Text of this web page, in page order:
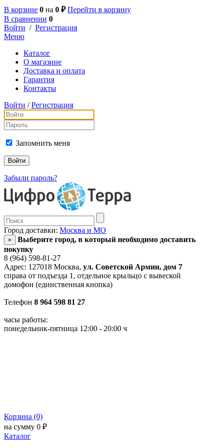
В корзине 0 на 0 ₽ Перейти в корзину
В сравнении 0
Войти / Регистрация
Меню
Каталог
О магазине
Доставка и оплата
Гарантия
Контакты
Войти / Регистрация
Запомнить меня
Забыли пароль?
Город доставки: Москва и МО
×
Выберите город, в который необходимо доставить
покупку
8 (964) 598-81-27
Адрес: 127018 Москва, ул. Советской Армии, дом 7
справа от подъезда 1, отдельное крыльцо с вывеской
домофон (единственная кнопка)
Телефон 8 964 598 81 27
часы работы:
понедельник-пятница 12:00 - 20:00 ч
Корзина (0)
на сумму 0 ₽
Каталог